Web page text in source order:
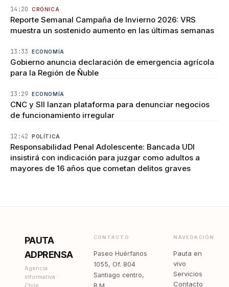
14:20 CRÓNICA
Reporte Semanal Campaña de Invierno 2026: VRS
muestra un sostenido aumento en las últimas semanas
13:33 ECONOMÍA
Gobierno anuncia declaración de emergencia agrícola
para la Región de Ñuble
13:29 ECONOMÍA
CNC y SII lanzan plataforma para denunciar negocios
de funcionamiento irregular
12:42 POLÍTICA
Responsabilidad Penal Adolescente: Bancada UDI
insistirá con indicación para juzgar como adultos a
mayores de 16 años que cometan delitos graves
PAUTA
ADPRENSA
Agencia
informativa ·
Chile
CONTACTO
Paseo Huérfanos
1055, Of. 804
Santiago centro,
NAVEGACIÓN
Pauta en
vivo
Servicios
Contacto